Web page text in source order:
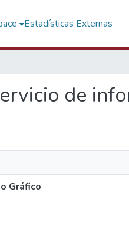
Estadísticas Externas
de
Gráfico